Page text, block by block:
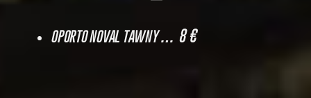
OPORTO NOVAL TAWNY… 8 €